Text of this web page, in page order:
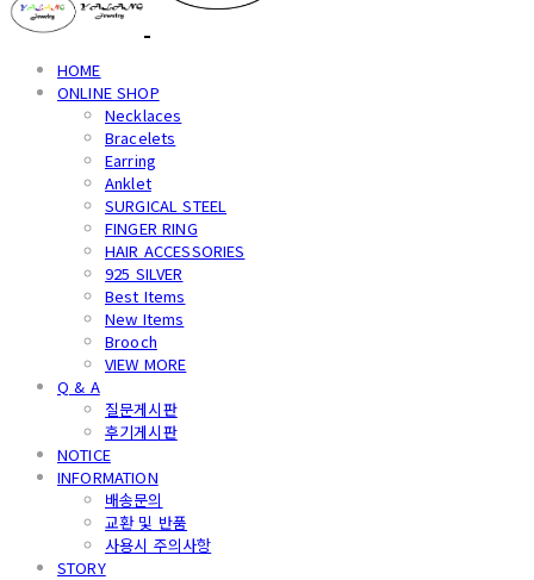
HOME
ONLINE SHOP
Necklaces
Bracelets
Earring
Anklet
SURGICAL STEEL
FINGER RING
HAIR ACCESSORIES
925 SILVER
Best Items
New Items
Brooch
VIEW MORE
Q & A
질문게시판
후기게시판
NOTICE
INFORMATION
배송문의
교환 및 반품
사용시 주의사항
STORY